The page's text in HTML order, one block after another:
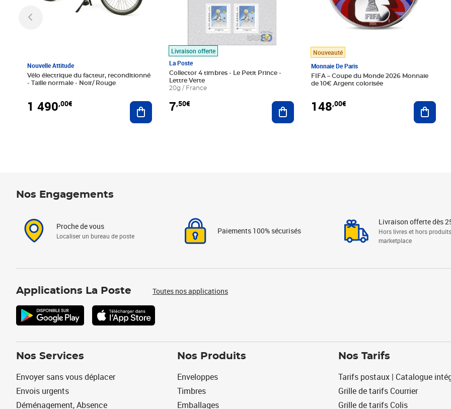
Nouvelle Attitude
Vélo électrique du facteur, reconditionné
- Taille normale - Noir/ Rouge
1 490,00€ Ajouter au panier
Livraison offerte
La Poste
Collector 4 timbres - Le Petit Prince -
Lettre Verte
20g / France
7,50€ Ajouter au panier
Nouveauté
Monnaie De Paris
FIFA – Coupe du Monde 2026 Monnaie
de 10€ Argent colorisée
148,00€
Nos Engagements
Proche de vous
Localiser un bureau de poste
Paiements 100% sécurisés
Livraison offerte dès
Hors livres et hors produits
marketplace
Applications La Poste Toutes nos applications
Nos Services
Envoyer sans vous déplacer
Envois urgents
Déménagement, Absence
Nos Produits
Enveloppes
Timbres
Emballages
Nos Tarifs
Tarifs postaux | Catalogue
Grille de tarifs Courrier
Grille de tarifs Colis